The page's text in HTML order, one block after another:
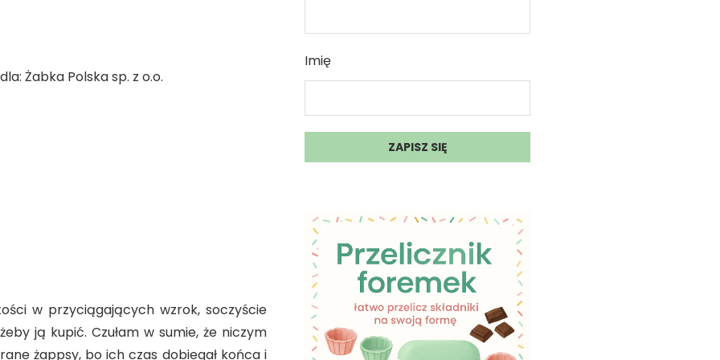
Żabka Polska sp. z o.o.
w przyciągających wzrok, soczyście
ją kupić. Czułam w sumie, że niczym
żappsy, bo ich czas dobiegał końca i
Imię